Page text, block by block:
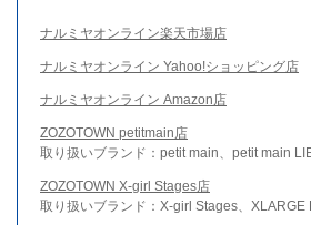
ナルミヤオンライン楽天市場店
ナルミヤオンライン Yahoo!ショッピング店
ナルミヤオンライン Amazon店
ZOZOTOWN petitmain店
取り扱いブランド：petit main、petit main
ZOZOTOWN X-girl Stages店
取り扱いブランド：X-girl Stages、XLARGE